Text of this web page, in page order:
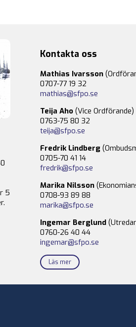
5
Kontakta oss
Mathias Ivarsson
0707-77 19 32
mathias@sfpo.se
Teija Aho (Vice Ordförande)
0763-75 80 32
teija@sfpo.se
Fredrik Lindberg
0705-70 41 14
fredrik@sfpo.se
Marika Nilsson
0708-93 89 88
marika@sfpo.se
Ingemar Berglund
0760-26 40 44
ingemar@sfpo.se
Läs mer